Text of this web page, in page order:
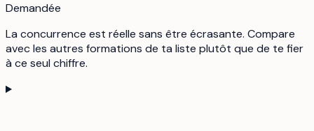
Demandée
La concurrence est réelle sans être écrasante. Compare
avec les autres formations de ta liste plutôt que de te fier
à ce seul chiffre.